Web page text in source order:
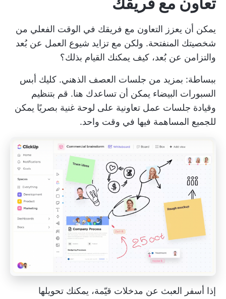
يمكن أن يعزز التعاون مع فريقك في الوقت الفعلي من
شخصيتك المنفتحة. ولكن مع تزايد شيوع العمل عن بُعد
والتزامن عن بُعد، كيف يمكنك القيام بذلك؟
ببساطة: بمزيد من جلسات العصف الذهني. كليك أبس
السبورات البيضاء يمكن أن تساعدك هنا. قم بتنظيم
وقيادة جلسات عمل تعاونية على لوحة غنية بصريًا يمكن
للجميع المساهمة فيها في وقت واحد.
إذا أسفر العبث عن مدخلات قيّمة، يمكنك تحويلها